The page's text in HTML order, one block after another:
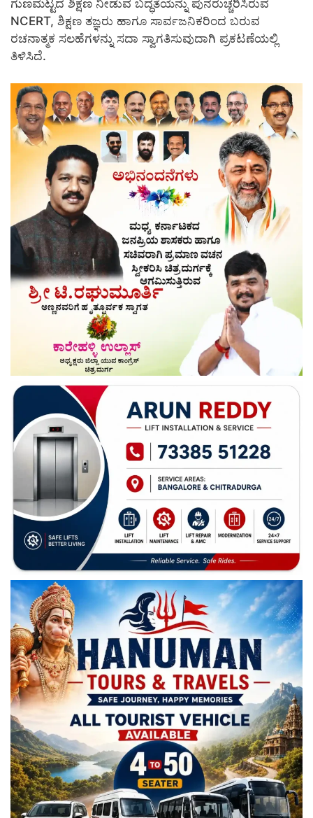
ಗುಣಮಟ್ಟದ ಶಿಕ್ಷಣ ನೀಡುವ ಬದ್ಧತೆಯನ್ನು ಪುನರುಚ್ಚರಿಸಿರುವ
NCERT, ಶಿಕ್ಷಣ ತಜ್ಞರು ಹಾಗೂ ಸಾರ್ವಜನಿಕರಿಂದ ಬರುವ
ರಚನಾತ್ಮಕ ಸಲಹೆಗಳನ್ನು ಸದಾ ಸ್ವಾಗತಿಸುವುದಾಗಿ ಪ್ರಕಟಣೆಯಲ್ಲಿ
ತಿಳಿಸಿದೆ.